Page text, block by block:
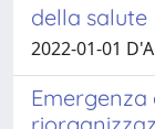
della salute
2022-01-01